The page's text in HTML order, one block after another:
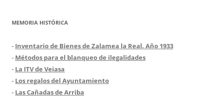
MEMORIA HISTÓRICA
- Inventario de Bienes de Zalamea la Real. Año 1933
- Métodos para el blanqueo de ilegalidades
- La ITV de Veiasa
- Los regalos del Ayuntamiento
- Las Cañadas de Arriba